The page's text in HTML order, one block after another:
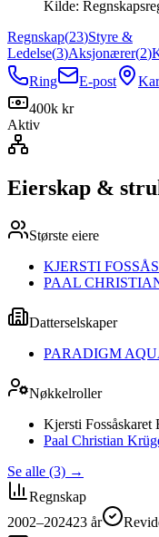
Kilde:
Regnskap(23)Styre &
Ledelse(3)Aksjonærer(2)
Ring
E-post
400k kr
Aktiv
Eierskap &
Største eiere
KJERSTI
PAAL
Datterselskaper
PARADIGM
Nøkkelroller
Kjersti
Paal Christian
Se alle (3) →
Regnskap
2002–202423 år